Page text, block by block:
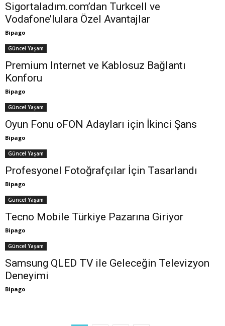
Sigortaladım.com’dan Turkcell ve
Vodafone’lulara Özel Avantajlar
Bipago
Güncel Yaşam
Premium Internet ve Kablosuz Bağlantı
Konforu
Bipago
Güncel Yaşam
Oyun Fonu oFON Adayları için İkinci Şans
Bipago
Güncel Yaşam
Profesyonel Fotoğrafçılar İçin Tasarlandı
Bipago
Güncel Yaşam
Tecno Mobile Türkiye Pazarına Giriyor
Bipago
Güncel Yaşam
Samsung QLED TV ile Geleceğin Televizyon
Deneyimi
Bipago